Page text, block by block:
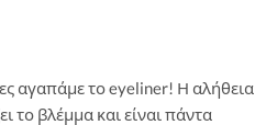
αγαπάμε το eyeliner! Η αλήθεια
το βλέμμα και είναι πάντα